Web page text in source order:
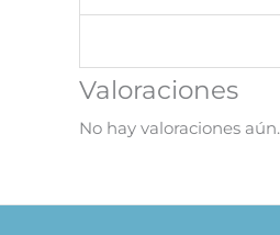
Valoraciones
No hay valoraciones aún.